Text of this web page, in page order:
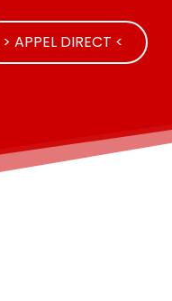
> APPEL DIRECT <